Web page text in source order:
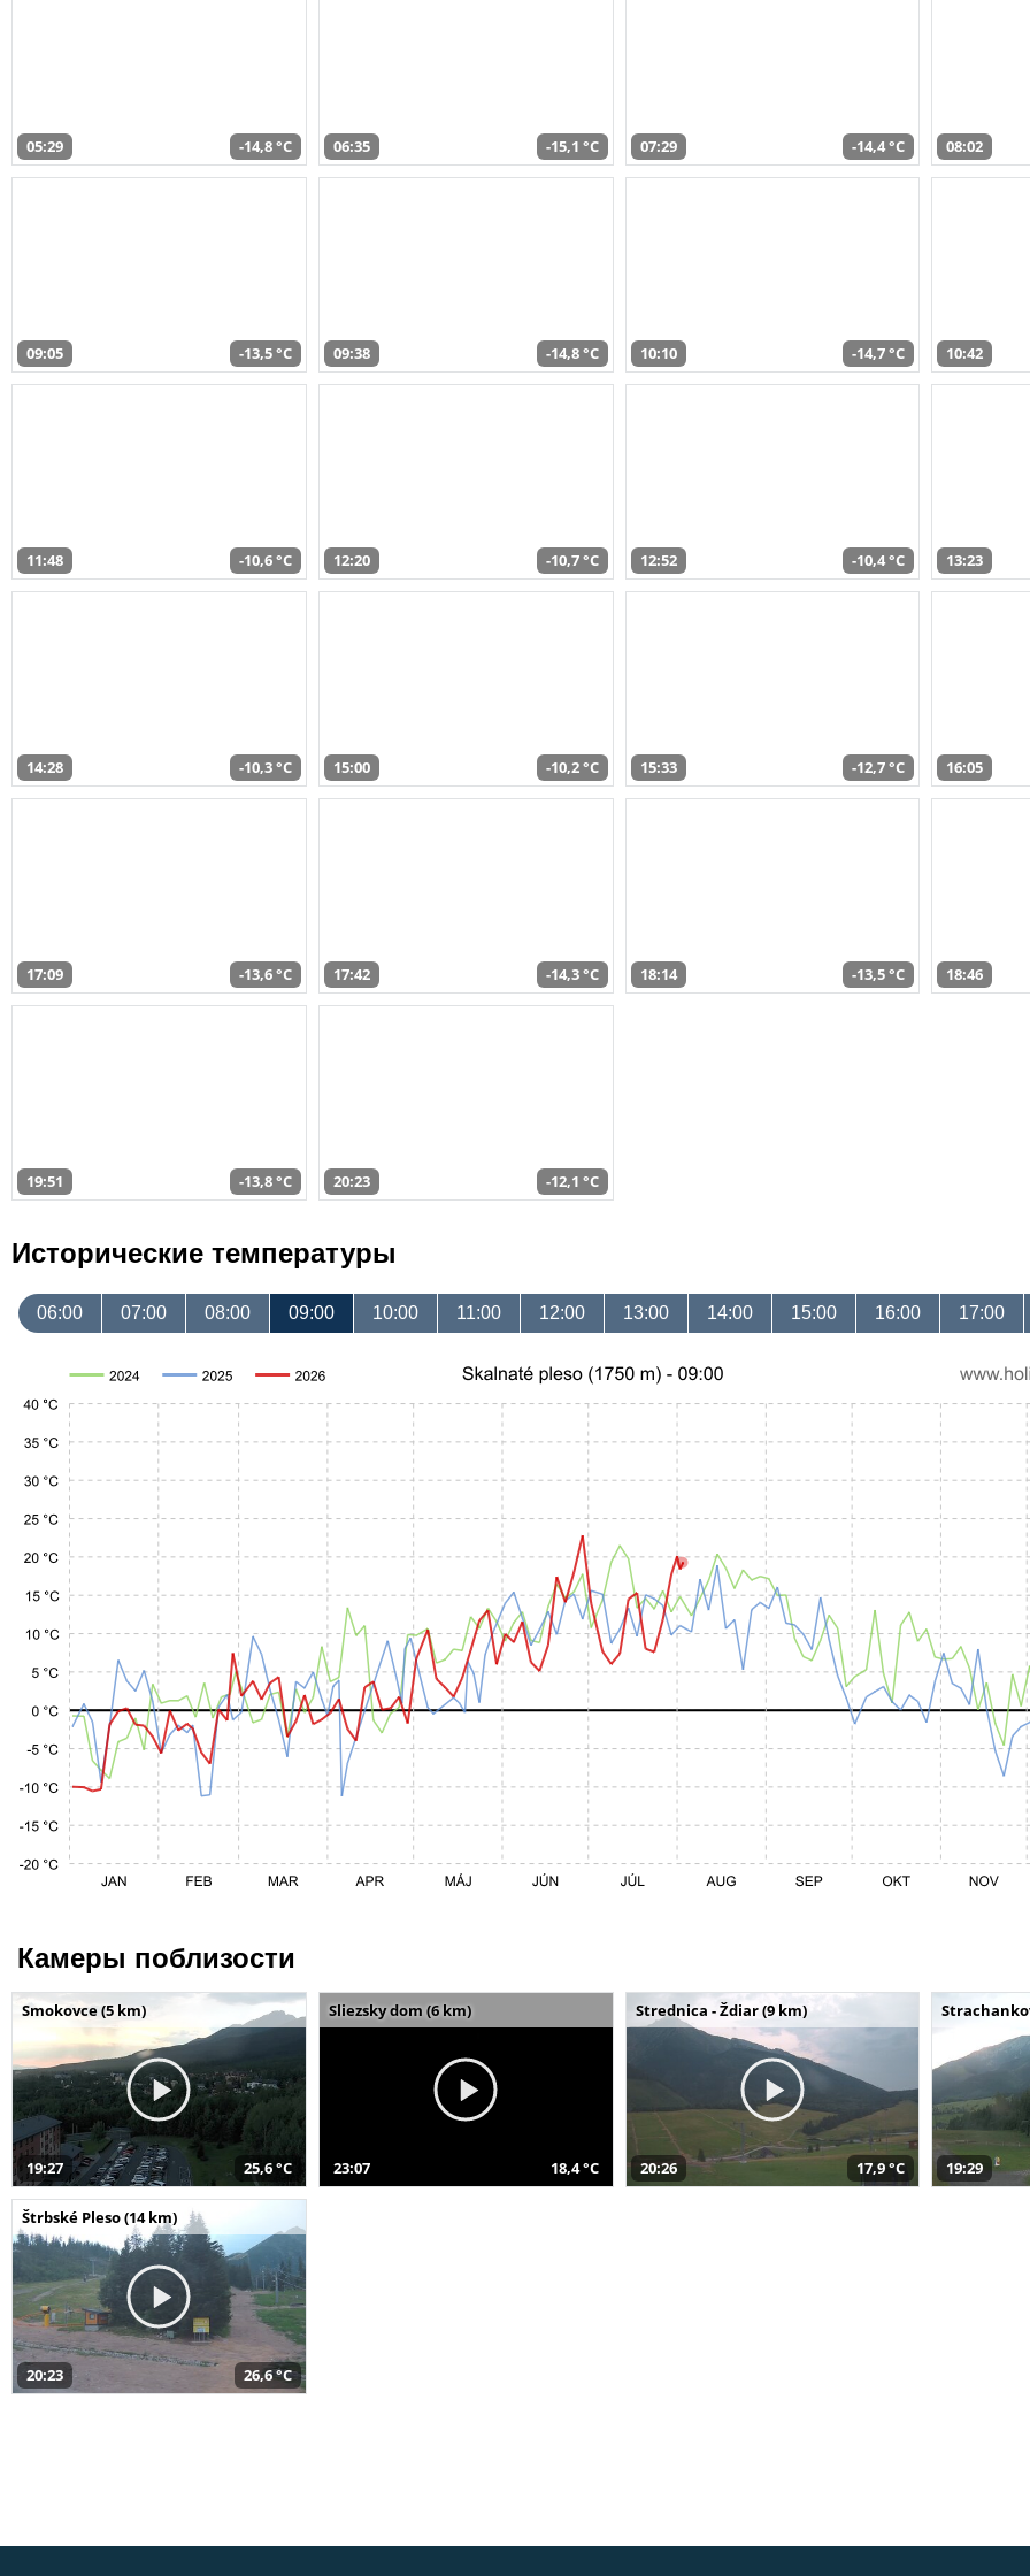
05:29 -14,8 °C 06:35 -15,1 °C 07:29 -14,4 °C 08:02
09:05 -13,5 °C 09:38 -14,8 °C 10:10 -14,7 °C 10:42
11:48 -10,6 °C 12:20 -10,7 °C 12:52 -10,4 °C 13:23
14:28 -10,3 °C 15:00 -10,2 °C 15:33 -12,7 °C 16:05
17:09 -13,6 °C 17:42 -14,3 °C 18:14 -13,5 °C 18:46
19:51 -13,8 °C 20:23 -12,1 °C
Исторические температуры
06:00 07:00 08:00 09:00 10:00 11:00 12:00 13:00 14:00 15:00 16:00 17:00
Камеры поблизости
Smokovce (5 km)
19:27 25,6 °C
Sliezsky dom (6 km)
23:07 18,4 °C
Strednica - Ždiar (9 km)
20:26 17,9 °C 19:29
Štrbské Pleso (14 km)
20:23 26,6 °C